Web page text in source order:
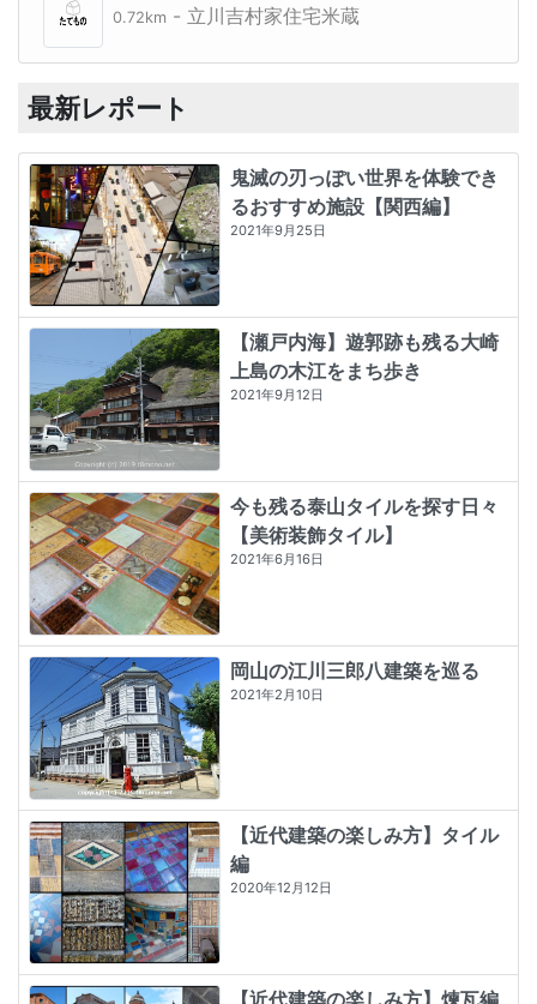
立川吉村家住宅米蔵
0.72km - 立川吉村家住宅米蔵
最新レポート
鬼滅の刃っぽい世界を体験でき
るおすすめ施設【関西編】
2021年9月25日
【瀬戸内海】遊郭跡も残る大崎
上島の木江をまち歩き
2021年9月12日
今も残る泰山タイルを探す日々
【美術装飾タイル】
2021年6月16日
岡山の江川三郎八建築を巡る
2021年2月10日
【近代建築の楽しみ方】タイル
編
2020年12月12日
【近代建築の楽しみ方】煉瓦編